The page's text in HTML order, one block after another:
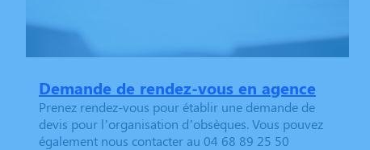
Demande de rendez-vous en agence
Prenez rendez-vous pour établir une demande de
devis pour l’organisation d’obsèques. Vous pouvez
également nous contacter au 04 68 89 25 50